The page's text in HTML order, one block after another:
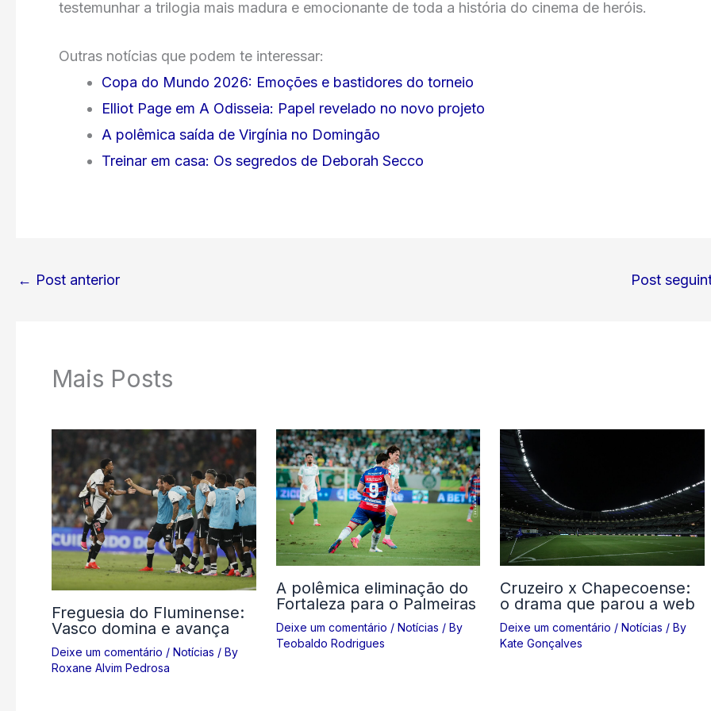
testemunhar a trilogia mais madura e emocionante de toda a história do cinema de heróis.
Outras notícias que podem te interessar:
Copa do Mundo 2026: Emoções e bastidores do torneio
Elliot Page em A Odisseia: Papel revelado no novo projeto
A polêmica saída de Virgínia no Domingão
Treinar em casa: Os segredos de Deborah Secco
← Post anterior Post
Mais Posts
Freguesia do Fluminense:
Vasco domina e avança
Deixe um comentário / Notícias / By
Roxane Alvim Pedrosa
A polêmica eliminação do
Fortaleza para o Palmeiras
Deixe um comentário / Notícias / By
Teobaldo Rodrigues
Cruzeiro x Chapecoense:
o drama que parou a web
Deixe um comentário /Notícias / By
Kate Gonçalves